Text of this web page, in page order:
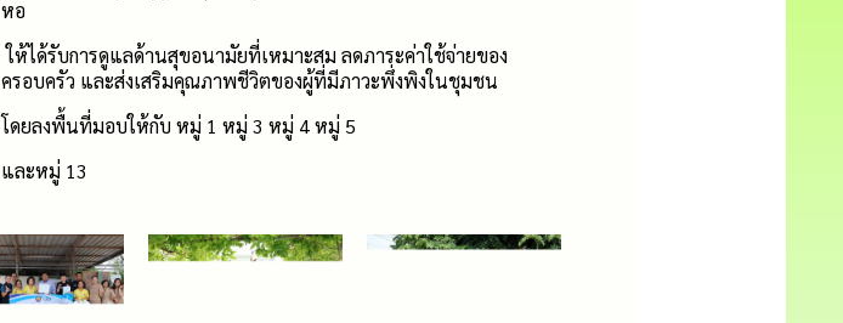
หอ
ให้ได้รับการดูแลด้านสุขอนามัยที่เหมาะสม ลดภาระค่าใช้จ่ายของ
ครอบครัว และส่งเสริมคุณภาพชีวิตของผู้ที่มีภาวะพึ่งพิงในชุมชน
โดยลงพื้นที่มอบให้กับ หมู่ 1 หมู่ 3 หมู่ 4 หมู่ 5
และหมู่ 13